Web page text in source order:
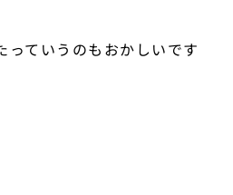
っていうのもおかしいです